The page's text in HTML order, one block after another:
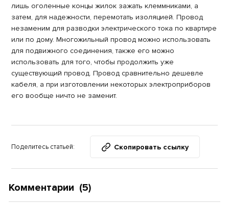
лишь оголенные концы жилок зажать клеммниками, а
затем, для надежности, перемотать изоляцией. Провод
незаменим для разводки электрического тока по квартире
или по дому. Многожильный провод можно использовать
для подвижного соединения, также его можно
использовать для того, чтобы продолжить уже
существующий провод. Провод сравнительно дешевле
кабеля, а при изготовлении некоторых электроприборов
его вообще ничто не заменит.
Поделитесь статьей: Скопировать ссылку
Комментарии (5)